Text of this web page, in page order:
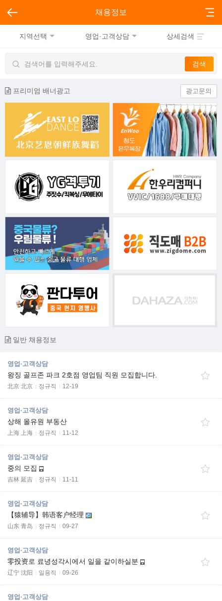
채용정보
지역선택 영업·고객상담 상세검색
프리미엄 배너광고 광고문의
일반 채용정보
영업·고객상담
왕징 골프존 파크 2호점 영업팀 직원 모집합니다.
北京 北京 정규직 12-19
영업·고객상담
상해 올유원 부동산
上海 上海 정규직 11-12
영업·고객상담
중의 모집
吉林 延吉 정규직 11-11
영업·고객상담
【猿辅导】韩语客户经理
山东 青岛 정규직 09-27
영업·고객상담
零投资로 료녕성각시에서 일을 같이하실분
辽宁 沈阳 일용직 09-26
영업·고객상담